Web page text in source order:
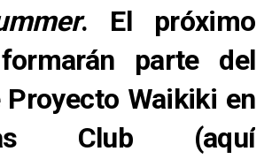
. El próximo
parte del
Waikiki en
Club (aquí